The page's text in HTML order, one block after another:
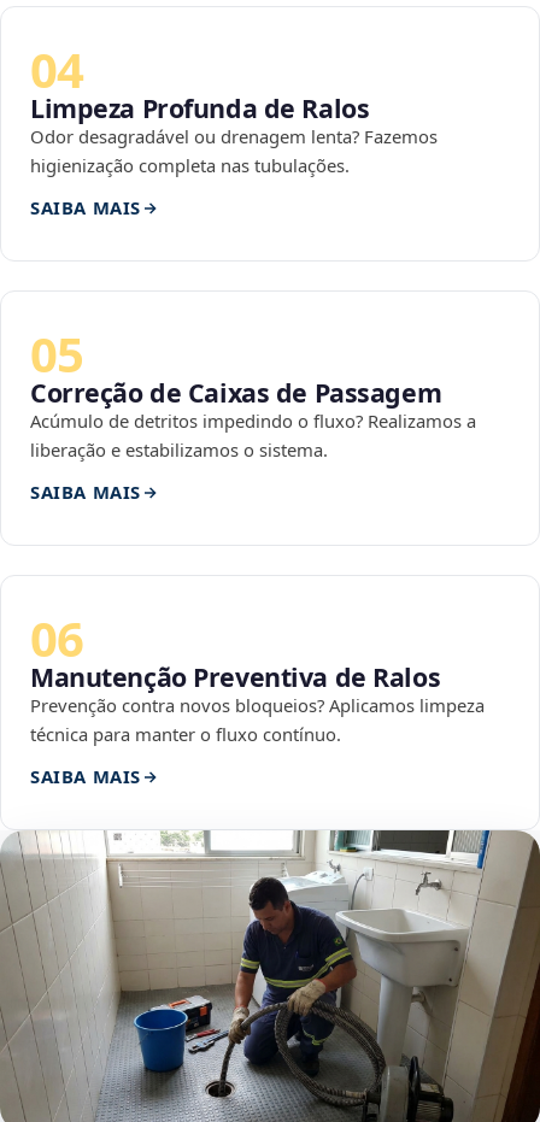
04
Limpeza Profunda de Ralos
Odor desagradável ou drenagem lenta? Fazemos
higienização completa nas tubulações.
SAIBA MAIS
05
Correção de Caixas de Passagem
Acúmulo de detritos impedindo o fluxo? Realizamos a
liberação e estabilizamos o sistema.
SAIBA MAIS
06
Manutenção Preventiva de Ralos
Prevenção contra novos bloqueios? Aplicamos limpeza
técnica para manter o fluxo contínuo.
SAIBA MAIS